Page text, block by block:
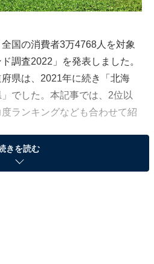
国の消費者3万4768人を対象
調査2022」を発表しました。
県は、2021年に続き「北海
でした。本記事では、2位以
ランキングなども合わせて紹
グ結果を見る
きを読む